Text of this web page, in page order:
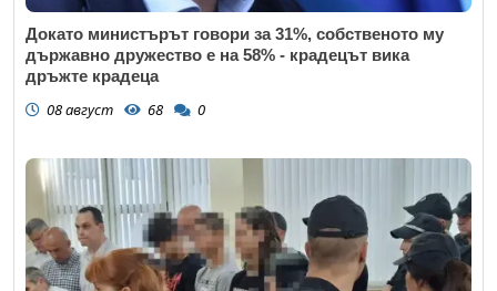
Докато министърът говори за 31%, собственото му
държавно дружество е на 58% - крадецът вика
дръжте крадеца
08 август 68 0